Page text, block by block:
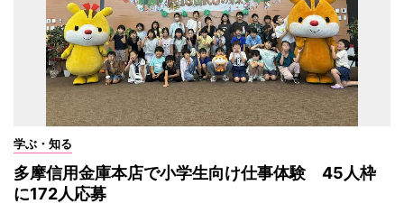
学ぶ・知る
多摩信用金庫本店で小学生向け仕事体験 45人枠
に172人応募